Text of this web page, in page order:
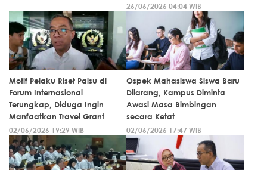
26/06/2026 04:04 WIB
Motif Pelaku Riset Palsu di
Forum Internasional
Terungkap, Diduga Ingin
Manfaatkan Travel Grant
02/06/2026 19:29 WIB
Ospek Mahasiswa Siswa Baru
Dilarang, Kampus Diminta
Awasi Masa Bimbingan
secara Ketat
02/06/2026 17:47 WIB